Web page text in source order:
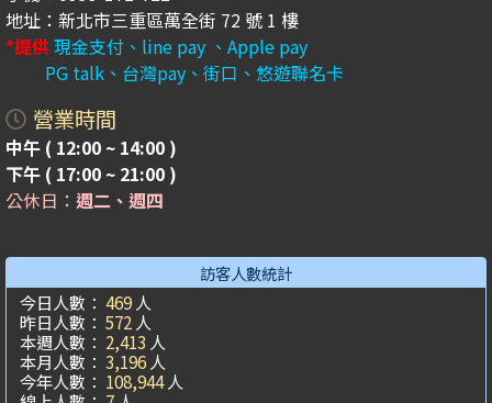
地址：新北市三重區萬全街 72 號 1 樓
*提供現金支付、line pay 、Apple pay
PG talk、台灣pay、街口、悠遊聯名卡
營業時間
中午 ( 12:00 ~ 14:00 )
下午 ( 17:00 ~ 21:00 )
公休日： 週二、週四
訪客人數統計
今日人數： 469 人
昨日人數： 572 人
本週人數： 2,413 人
本月人數： 3,196 人
今年人數： 108,944 人